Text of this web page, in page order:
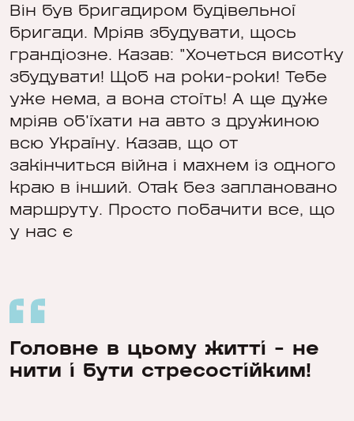
Він був бригадиром будівельної
бригади. Мріяв збудувати, щось
грандіозне. Казав: "Хочеться висотку
збудувати! Щоб на роки-роки! Тебе
уже нема, а вона стоїть! А ще дуже
мріяв об'їхати на авто з дружиною
всю Україну. Казав, що от
закінчиться війна і махнем із одного
краю в інший. Отак без заплановано
маршруту. Просто побачити все, що
у нас є
Головне в цьому житті - не
нити і бути стресостійким!